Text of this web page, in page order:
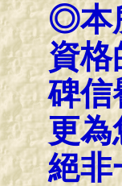
◎本
資格
碑信
更為
絕非